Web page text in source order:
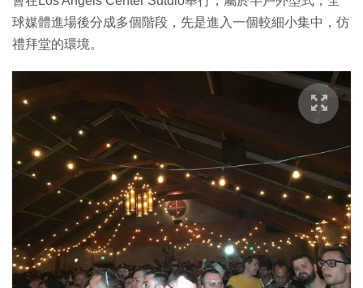
球媒體進場後分成多個階段，先是進入一個較細小集中，仿
禮拜堂的環境。